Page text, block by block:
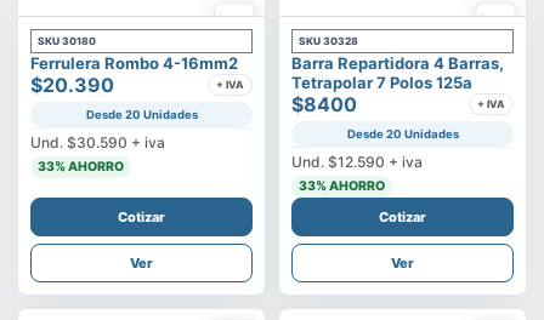
SKU 30180
Ferrulera Rombo 4-16mm2
$20.390 + IVA
Desde 20 Unidades
Und. $30.590 + iva
33% AHORRO
Cotizar
Ver
SKU 30328
Barra Repartidora 4 Barras,
Tetrapolar 7 Polos 125a
$8400 + IVA
Desde 20 Unidades
Und. $12.590 + iva
33% AHORRO
Cotizar
Ver